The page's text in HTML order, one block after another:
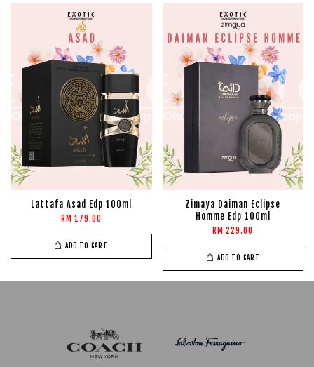
Lattafa Asad Edp 100ml
RM 179.00
ADD TO CART
Zimaya Daiman Eclipse
Homme Edp 100ml
RM 229.00
ADD TO CART